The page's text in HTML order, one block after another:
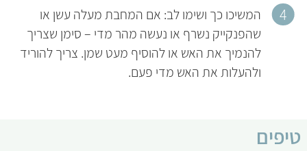
המשיכו כך ושימו לב: אם המחבת מעלה עשן או
שהפנקייק נשרף או נעשה מהר מדי – סימן שצריך
להנמיך את האש או להוסיף מעט שמן. צריך להוריד
ולהעלות את האש מדי פעם.
טיפים